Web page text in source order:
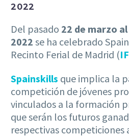
2022
Del pasado 22 de marzo
2022 se ha celebrado
Recinto Ferial de Madrid (
Spainskills que implica la
competición de jóvenes
vinculados a la formación
que serán los futuros
respectivas competiciones